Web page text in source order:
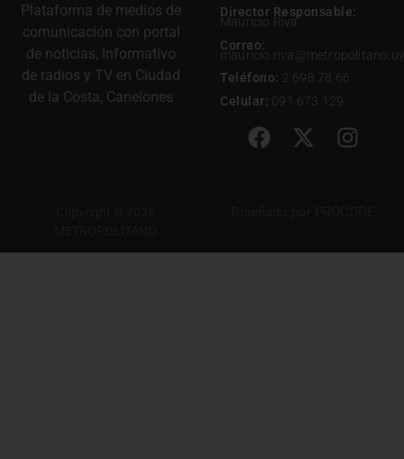
Plataforma de medios de
comunicación con portal
de noticias, Informativo
de radios y TV en Ciudad
de la Costa, Canelones
Director Responsable:
Mauricio Riva
Correo:
mauricio.riva@metropolitano.uy
Teléfono: 2 698 78 66
Celular: 091 673 129